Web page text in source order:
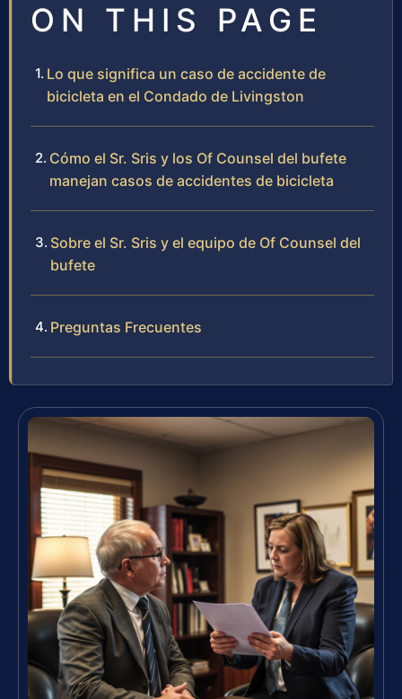
ON THIS PAGE
Lo que significa un caso de accidente de
bicicleta en el Condado de Livingston
Cómo el Sr. Sris y los Of Counsel del bufete
manejan casos de accidentes de bicicleta
Sobre el Sr. Sris y el equipo de Of Counsel del
bufete
Preguntas Frecuentes